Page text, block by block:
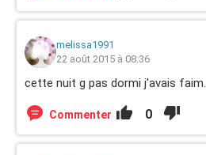
melissa1991
22 août 2015 à 08:36
cette nuit g pas dormi j'avais faim.
Commenter 0